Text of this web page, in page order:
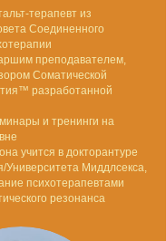
терапевт из
Соединенного
преподавателем,
Соматической
разработанной
и тренинги на
учится в докторантуре
Университета Миддлсекса,
психотерапевтами
резонанса